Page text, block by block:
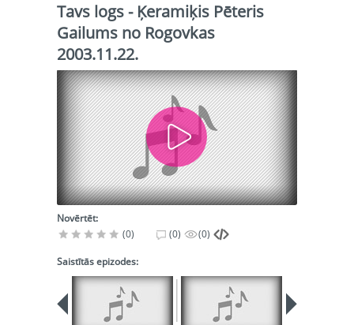
Tavs logs - Ķeramiķis Pēteris
Gailums no Rogovkas
2003.11.22.
Novērtēt:
(0)
(0) (0)
Saistītās epizodes: